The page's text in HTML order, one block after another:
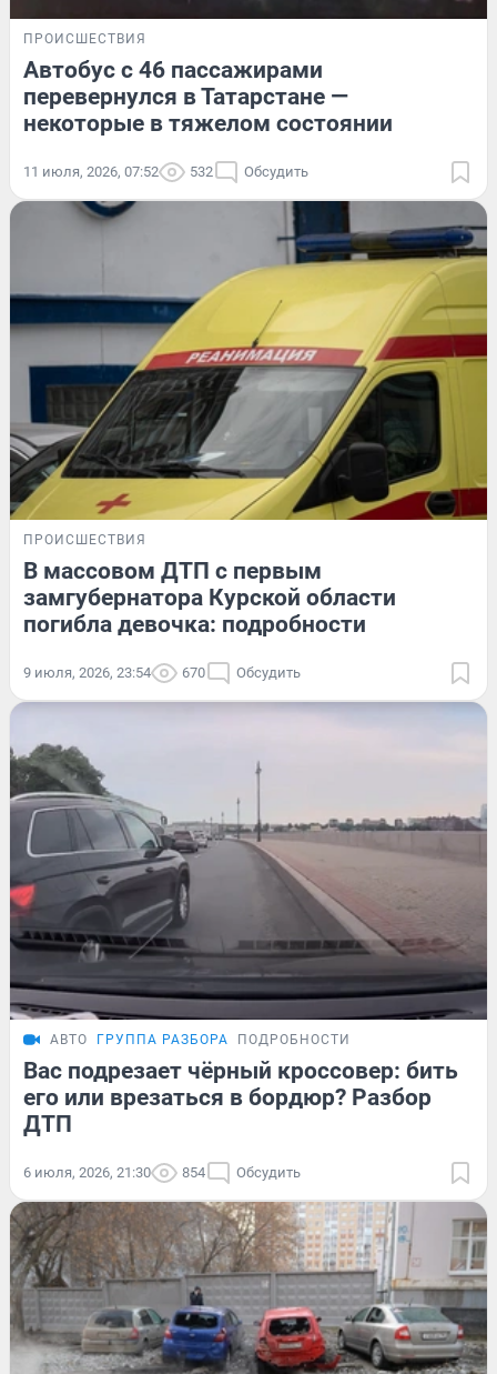
ПРОИСШЕСТВИЯ
Автобус с 46 пассажирами
перевернулся в Татарстане —
некоторые в тяжелом состоянии
11 июля, 2026, 07:52 532 Обсудить
ПРОИСШЕСТВИЯ
В массовом ДТП с первым
замгубернатора Курской области
погибла девочка: подробности
9 июля, 2026, 23:54 670 Обсудить
АВТО ГРУППА РАЗБОРА ПОДРОБНОСТИ
Вас подрезает чёрный кроссовер: бить
его или врезаться в бордюр? Разбор
ДТП
6 июля, 2026, 21:30 854 Обсудить